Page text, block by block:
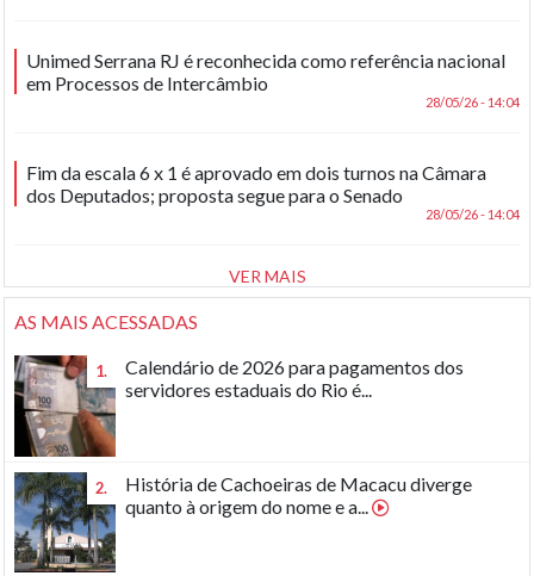
Unimed Serrana RJ é reconhecida como referência nacional
em Processos de Intercâmbio
28/05/26 - 14:04
Fim da escala 6 x 1 é aprovado em dois turnos na Câmara
dos Deputados; proposta segue para o Senado
28/05/26 - 14:04
VER MAIS
AS MAIS ACESSADAS
1.
Calendário de 2026 para pagamentos dos
servidores estaduais do Rio é...
2.
História de Cachoeiras de Macacu diverge
quanto à origem do nome e a...